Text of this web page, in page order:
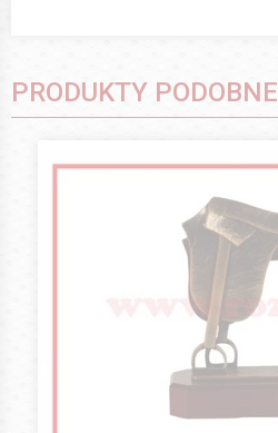
PRODUKTY PODOBNE